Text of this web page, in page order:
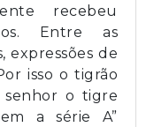
recebeu
Entre as
expressões de
isso o tigrão
senhor o tigre
a série A”